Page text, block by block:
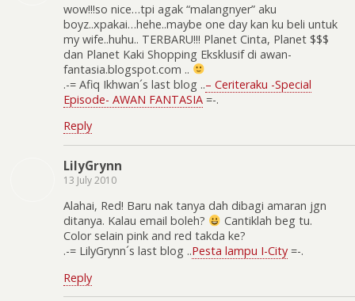
wow!!!so nice…tpi agak “malangnyer” aku
boyz..xpakai…hehe..maybe one day kan ku beli untuk
my wife..huhu.. TERBARU!!! Planet Cinta, Planet $$$
dan Planet Kaki Shopping Eksklusif di awan-
fantasia.blogspot.com ..
.-= Afiq Ikhwan´s last blog ..– Ceriteraku -Special
Episode- AWAN FANTASIA =-.
Reply
LilyGrynn
13 July 2010
Alahai, Red! Baru nak tanya dah dibagi amaran jgn
ditanya. Kalau email boleh?
Cantiklah beg tu.
Color selain pink and red takda ke?
.-= LilyGrynn´s last blog ..Pesta lampu I-City =-.
Reply